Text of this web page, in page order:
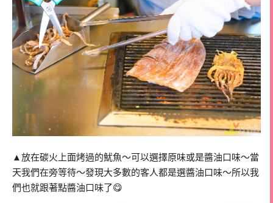
▲放在碳火上面烤過的魷魚～可以選擇原味或是醬油口味～當
天我們在旁等待～發現大多數的客人都是選醬油口味～所以我
們也就跟著點醬油口味了😋